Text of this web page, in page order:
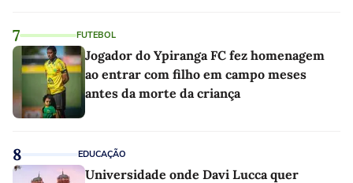
7 FUTEBOL
Jogador do Ypiranga FC fez homenagem
ao entrar com filho em campo meses
antes da morte da criança
8 EDUCAÇÃO
Universidade onde Davi Lucca quer